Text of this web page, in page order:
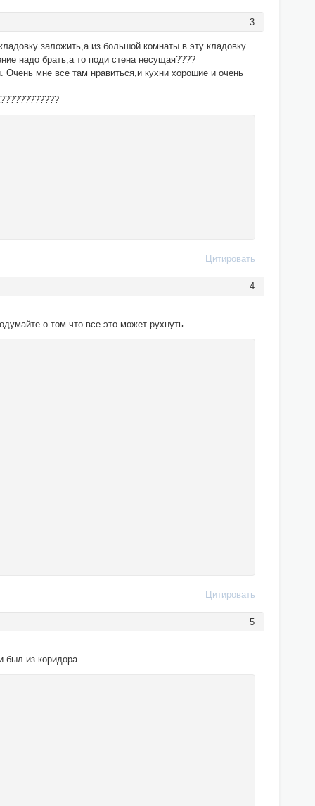
3
заложить,а из большой комнаты в эту кладовку
надо брать,а то поди стена несущая????
мне все там нравиться,и кухни хорошие и очень
Цитировать
4
о том что все это может рухнуть...
Цитировать
5
был из коридора.